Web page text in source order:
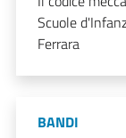
Scuole
Ferrara
BANDI